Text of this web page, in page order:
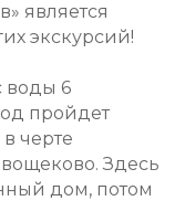
является
экскурсий!
воды 6
пройдет
черте
Здесь
дом, потом